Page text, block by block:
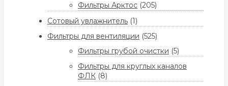
Фильтры Арктос (205)
Сотовый увлажнитель (1)
Фильтры для вентиляции (525)
Фильтры грубой очистки (5)
Фильтры для круглых каналов
ФЛК (8)